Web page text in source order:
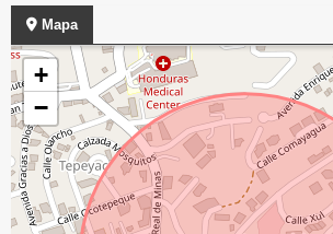
Mapa
+
−